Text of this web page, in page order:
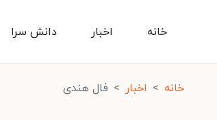
دانش سرا اخبار خانه
خانه اخبار فال هندی